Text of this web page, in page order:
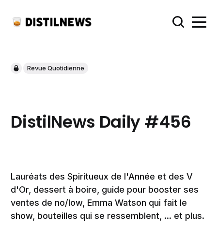
Revue Quotidienne
DistilNews Daily #456
Lauréats des Spiritueux de l'Année et des V
d'Or, dessert à boire, guide pour booster ses
ventes de no/low, Emma Watson qui fait le
show, bouteilles qui se ressemblent, ... et plus.